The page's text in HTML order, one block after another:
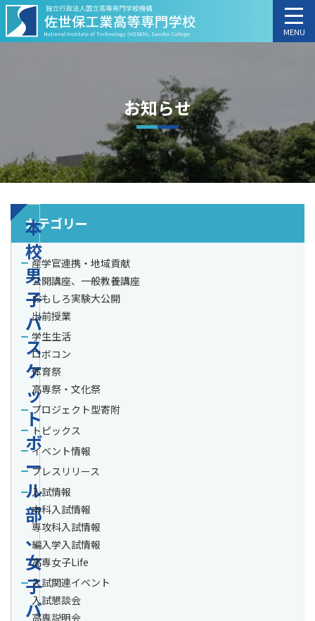
MENU
お知らせ
本
校
男
子
バ
ス
ケ
ッ
ト
ボ
ー
ル
部
、
女
子
バ
カテゴリー
産学官連携・地域貢献
公開講座、一般教養講座
おもしろ実験大公開
出前授業
学生生活
ロボコン
体育祭
高専祭・文化祭
プロジェクト型寄附
トピックス
イベント情報
プレスリリース
入試情報
本科入試情報
専攻科入試情報
編入学入試情報
高専女子Life
入試関連イベント
入試懇談会
高専説明会